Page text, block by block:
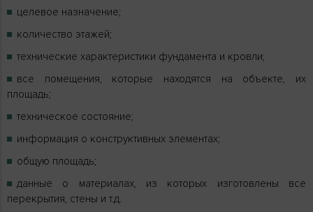
целевое назначение;
количество этажей;
технические характеристики фундамента и кровли;
все помещения, которые находятся на объекте, их
площадь;
техническое состояние;
информация о конструктивных элементах;
общую площадь;
данные о материалах, из которых изготовлены все
перекрытия, стены и т.д.